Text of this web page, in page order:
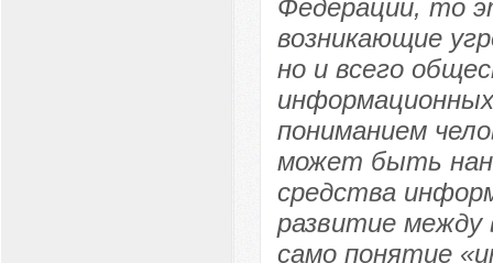
Федерации, то
возникающие
но и всего
пониманием
может быть
средства
развитие между
само понятие